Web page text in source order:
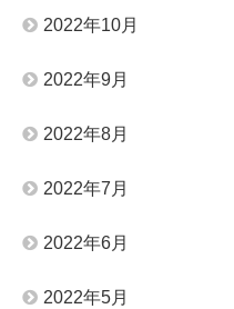
2022年10月
2022年9月
2022年8月
2022年7月
2022年6月
2022年5月